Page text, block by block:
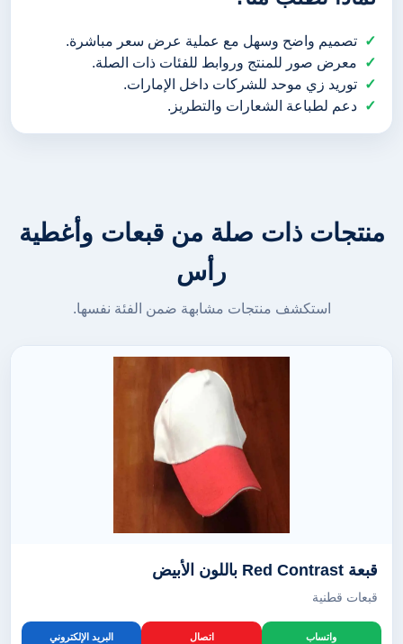
تصميم واضح وسهل مع عملية عرض سعر مباشرة.
معرض صور للمنتج وروابط للفئات ذات الصلة.
توريد زي موحد للشركات داخل الإمارات.
دعم لطباعة الشعارات والتطريز.
منتجات ذات صلة من قبعات وأغطية
رأس
استكشف منتجات مشابهة ضمن الفئة نفسها.
قبعة Red Contrast باللون الأبيض
قبعات قطنية
واتساب اتصال البريد الإلكتروني